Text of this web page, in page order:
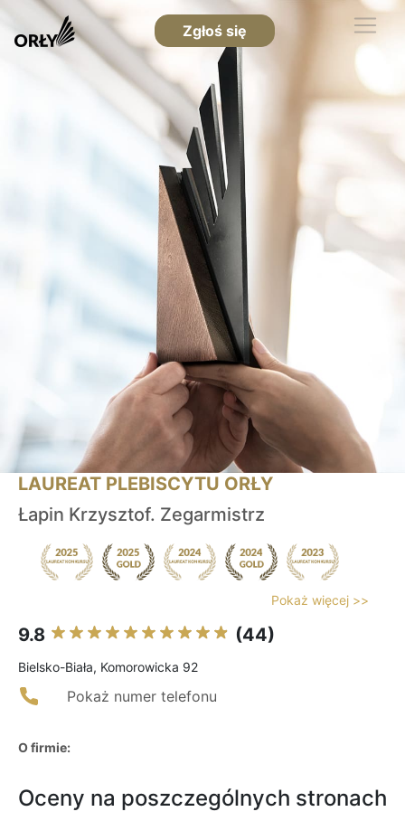
Zgłoś się
LAUREAT PLEBISCYTU ORŁY
Łapin Krzysztof. Zegarmistrz
Pokaż więcej >>
9.8 (44)
Bielsko-Biała, Komorowicka 92
Pokaż numer telefonu
O firmie:
Oceny na poszczególnych stronach